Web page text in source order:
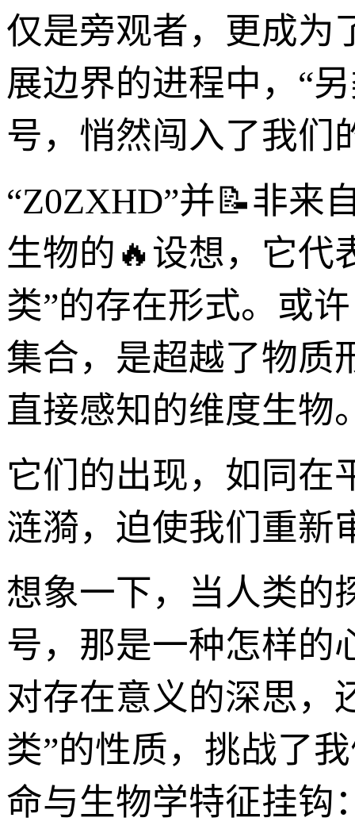
仅是旁观者，更成为
展边界的进程中，“
号，悄然闯入了我们
“Z0ZXHD”并📝非来
生物的🔥设想，它代
类”的存在形式。或
集合，是超越了物质
直接感知的维度生物
它们的出现，如同在
涟漪，迫使我们重新
想象一下，当人类的
号，那是一种怎样的
对存在意义的深思，
类”的性质，挑战了
命与生物学特征挂钩